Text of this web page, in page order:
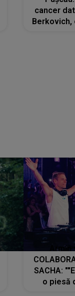
cancer
Berkovich,
SACHA:
o piesă